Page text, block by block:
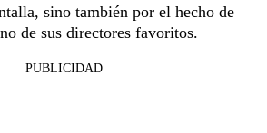
sino también por el hecho de
de sus directores favoritos.
PUBLICIDAD